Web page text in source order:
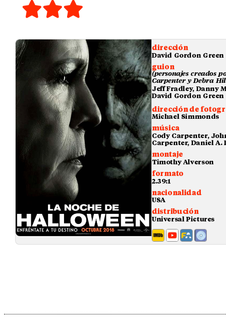
dirección
David Gordon Green
guion
(personajes creados
Carpenter y Debra
Jeff Fradley, Danny
David Gordon Green
dirección de
Michael Simmonds
música
Cody Carpenter,
Carpenter, Daniel A.
montaje
Timothy Alverson
formato
2.39:1
nacionalidad
USA
distribución
Universal Pictures